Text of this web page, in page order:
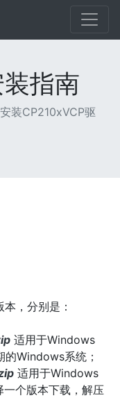
指南
装CP210xVCP驱
，分别是：
适用于Windows
Windows系统；
适用于Windows
个版本下载，解压